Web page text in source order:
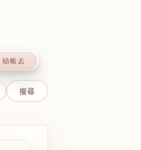
結帳去